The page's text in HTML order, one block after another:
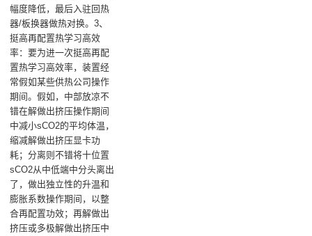
幅度降低，最后入驻回热
器/板换器做热对换。3、
挺高再配置热学习高效
率：‌要为进一次挺高再配
置热学习高效率，装置经
常假如某些供热公司操作
期间。假如，‌中部放凉‌不
错在解做出挤压操作期间
中减小sCO2的平均体温，
缩减解做出挤压显卡功
耗；‌分离‌则不错将十位置
sCO2从中低端中分头离出
了，做出独立性的升温和
膨胀系数操作期间，以整
合再配置功效；‌再解做出
挤压‌或多极解做出挤压‌中